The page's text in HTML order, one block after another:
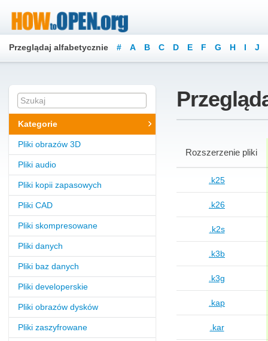
Przeglądaj alfabetycznie # A B C D E F G H I J
Kategorie
Pliki obrazów 3D
Pliki audio
Pliki kopii zapasowych
Pliki CAD
Pliki skompresowane
Pliki danych
Pliki baz danych
Pliki developerskie
Pliki obrazów dysków
Pliki zaszyfrowane
Rozszerzenie pliki
.k25
.k26
.k2s
.k3b
.k3g
.kap
.kar